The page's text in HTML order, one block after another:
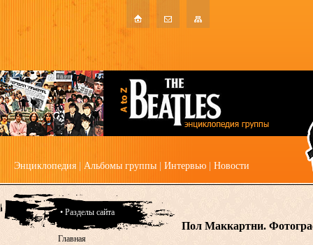
Энциклопедия Альбомы группы Интервью Новости
Пол Маккартни.
• Разделы сайта
Главная